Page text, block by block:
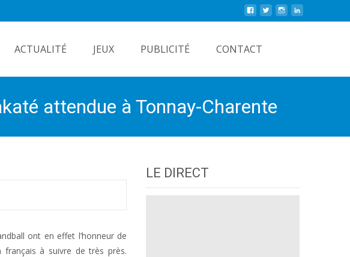
ACTUALITÉ JEUX PUBLICITÉ CONTACT
attendue à Tonnay-Charente
ont en effet l’honneur de
à suivre de très près.
LE DIRECT